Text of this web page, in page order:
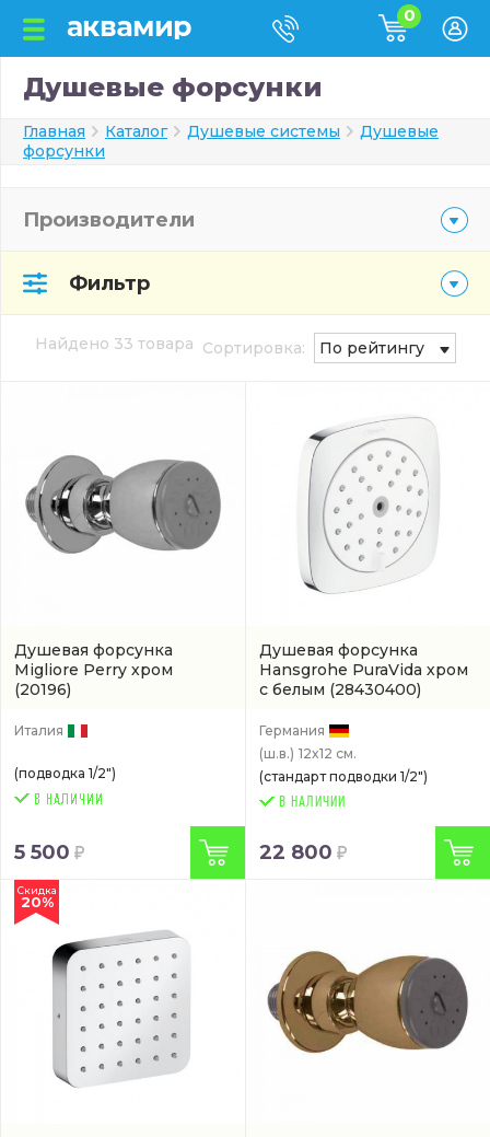
0
Душевые форсунки
Главная Каталог Душевые системы
Душевые
форсунки
Производители
Фильтр
Найдено 33 товара Сортировка: По рейтингу
Душевая форсунка
Migliore Perry хром
(20196)
Италия
(подводка 1/2")
5 500
Душевая форсунка
Hansgrohe PuraVida хром
с белым (28430400)
Германия
(ш.в.) 12x12 см.
(стандарт подводки 1/2")
В НАЛИЧИИ
22 800
Скидка
20%